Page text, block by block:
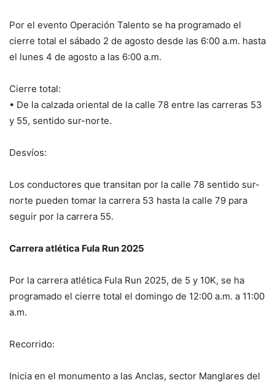
Por el evento Operación Talento se ha programado el
cierre total el sábado 2 de agosto desde las 6:00 a.m. hasta
el lunes 4 de agosto a las 6:00 a.m.
Cierre total:
• De la calzada oriental de la calle 78 entre las carreras 53
y 55, sentido sur-norte.
Desvíos:
Los conductores que transitan por la calle 78 sentido sur-
norte pueden tomar la carrera 53 hasta la calle 79 para
seguir por la carrera 55.
Carrera atlética Fula Run 2025
Por la carrera atlética Fula Run 2025, de 5 y 10K, se ha
programado el cierre total el domingo de 12:00 a.m. a 11:00
a.m.
Recorrido:
Inicia en el monumento a las Anclas, sector Manglares del